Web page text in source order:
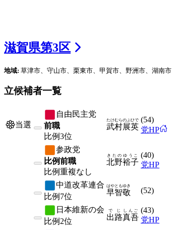
滋賀県第3区
地域: 草津市、守山市、栗東市、甲賀市、野洲市、湖南市
立候補者一覧
当選
自由民主党
前職
比例3位
武村
たけむら
展英
のぶひで (54)
党HP
参政党
比例前職
比例重複なし
北野
きたの
裕子
ゆうこ (40)
党HP
中道改革連合
比例 7位 早
はや
智敬
ともゆき
(52)
日本維新の会
比例 2位 出路
でじ
真吾
しんご (43)
党HP